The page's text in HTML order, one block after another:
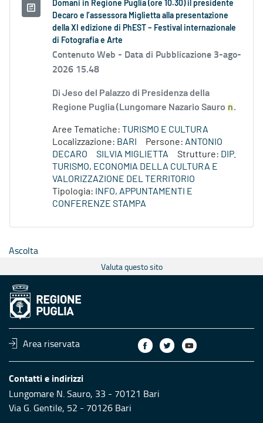
Domani in Regione Puglia (ore 10.30) il presidente
Decaro e l’assessora Miglietta alla presentazione
della XI edizione di PhEST – Festival internazionale
di Fotografia e Arte
Contenuto Web - Data di Pubblicazione 3-ago-
2026 15.48
Di Jeso del Palazzo di Presidenza della
Regione Puglia (Lungomare Nazario Sauro n.
Aree Tematiche: TURISMO E CULTURA
Localizzazione: BARI Persone: ANTONIO
DECARO
SILVIA MIGLIETTA Strutture: DIP.
TURISMO, ECONOMIA DELLA CULTURA E
VALORIZZAZIONE DEL TERRITORIO
Tipologia:
INFO, APPUNTAMENTI E
CONFERENZE STAMPA
Ascolta
Valuta questo sito
Area riservata
Contatti e indirizzi
Lungomare N. Sauro, 33 - 70121 Bari
Via G. Gentile, 52 - 70126 Bari